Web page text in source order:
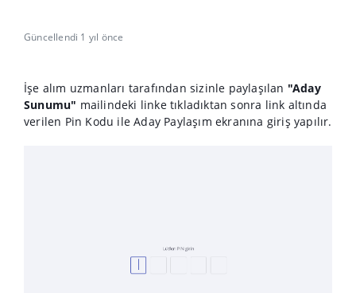
Güncellendi 1 yıl önce
İşe alım uzmanları tarafından sizinle paylaşılan "Aday
Sunumu" mailindeki linke tıkladıktan sonra link altında
verilen Pin Kodu ile Aday Paylaşım ekranına giriş yapılır.